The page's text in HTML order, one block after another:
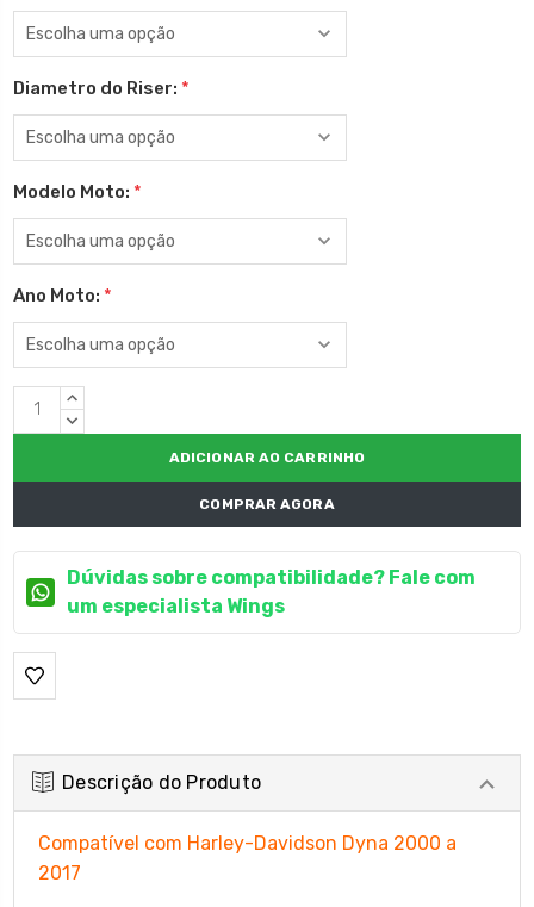
Diametro do Riser: *
Modelo Moto: *
Ano Moto: *
EstoqueQUANTIDADE
CRESCENTE:
QUANTIDADE
COMPRAR AGORA
Dúvidas sobre compatibilidade? Fale com
um especialista Wings
Descrição do Produto
Compatível com Harley-Davidson Dyna 2000 a
2017